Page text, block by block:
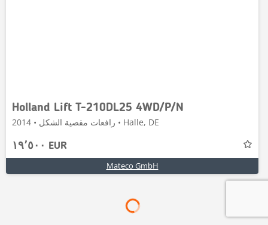
Holland Lift T-210DL25 4WD/P/N
رافعات مقصية الشكل • 2014 • Halle, DE
١٩٬٥٠٠ EUR
Mateco GmbH